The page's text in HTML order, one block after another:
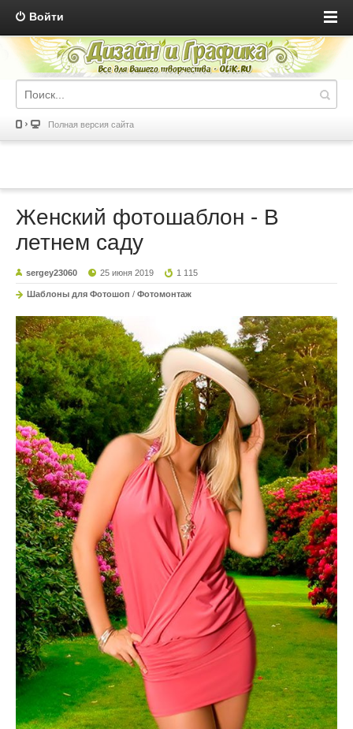
Войти
Полная версия сайта
Женский фотошаблон - В
летнем саду
sergey23060 25 июня 2019 1 115
Шаблоны для Фотошоп / Фотомонтаж